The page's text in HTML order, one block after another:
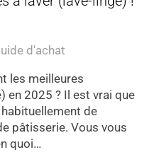
d'achat
les meilleures
en 2025 ? Il est vrai que
de
pâtisserie. Vous vous
quoi…